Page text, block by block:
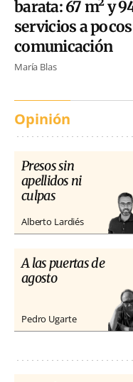
barata: 67 m² y
servicios a
comunicación
María Blas
Opinión
Presos sin
apellidos ni
culpas
Alberto Lardiés
A las puertas de
agosto
Pedro Ugarte